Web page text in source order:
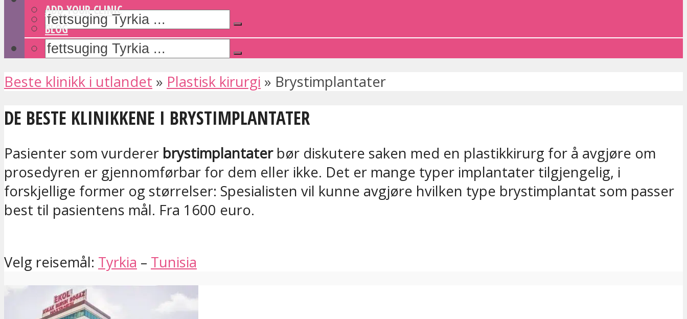
ADD YOUR CLINIC
BLOG
Beste klinikk i utlandet » Plastisk kirurgi » Brystimplantater
DE BESTE KLINIKKENE I BRYSTIMPLANTATER
Pasienter som vurderer brystimplantaterbør diskutere saken med en plastikkirurg for å avgjøre om
prosedyren er gjennomførbar for dem eller ikke. Det er mange typer implantater tilgjengelig, i
forskjellige former og størrelser: Spesialisten vil kunne avgjøre hvilken type brystimplantat som passer
best til pasientens mål. Fra 1600 euro.
Velg reisemål: Tyrkia – Tunisia